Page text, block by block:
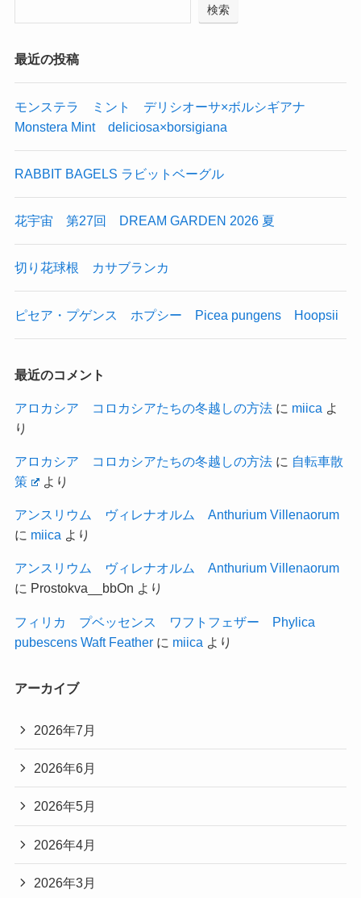
検索
最近の投稿
モンステラ ミント デリシオーサ×ボルシギアナ
Monstera Mint deliciosa×borsigiana
RABBIT BAGELS ラビットベーグル
花宇宙 第27回 DREAM GARDEN 2026 夏
切り花球根 カサブランカ
ピセア・プゲンス ホプシー Picea pungens Hoopsii
最近のコメント
アロカシア コロカシアたちの冬越しの方法に miica よ
り
アロカシア コロカシアたちの冬越しの方法に 自転車散
策
より
アンスリウム ヴィレナオルム Anthurium Villenaorum
に miica より
アンスリウム ヴィレナオルム Anthurium Villenaorum
に Prostokva__bbOn より
フィリカ プベッセンス ワフトフェザー Phylica
pubescens Waft Featherに miica より
アーカイブ
2026年7月
2026年6月
2026年5月
2026年4月
2026年3月